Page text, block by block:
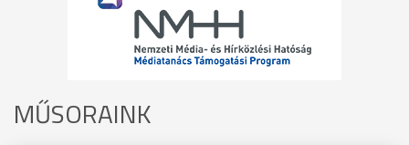
MŰSORAINK